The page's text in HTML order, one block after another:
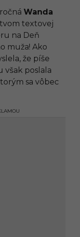
Wanda
textovej
na Deň
muža! Ako
že píše
však poslala
sa vôbec